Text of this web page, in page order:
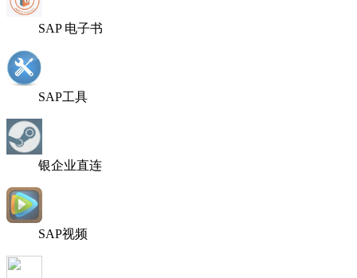
SAP 电子书
SAP工具
银企业直连
SAP视频